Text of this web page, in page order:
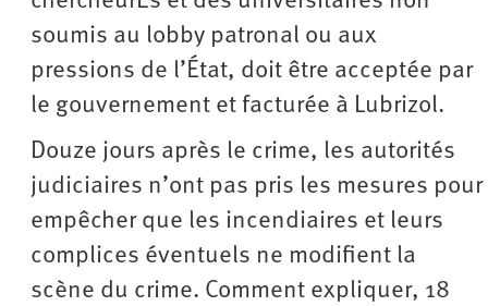
soumis au lobby patronal ou aux
pressions de l’État, doit être acceptée par
le gouvernement et facturée à Lubrizol.
Douze jours après le crime, les autorités
judiciaires n’ont pas pris les mesures pour
empêcher que les incendiaires et leurs
complices éventuels ne modifient la
scène du crime. Comment expliquer, 18